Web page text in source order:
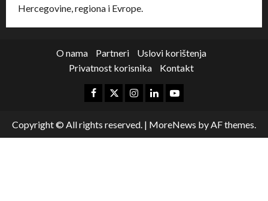
Hercegovine, regiona i Evrope.
O nama Partneri
Uslovi korištenja
Privatnost korisnika
Kontakt
Copyright © All rights reserved. | MoreNews by AF themes.